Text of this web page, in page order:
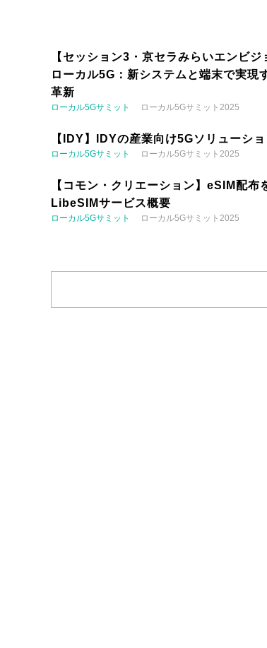
【セッション3・京セラみらいエンビジ
ローカル5G：新システムと端末で実現
革新
ローカル5Gサミット ローカル5Gサミット2025
【IDY】IDYの産業向け5Gソリューシ
ローカル5Gサミット ローカル5Gサミット2025
【コモン・クリエーション】eSIM配布
LibeSIMサービス概要
ローカル5Gサミット ローカル5Gサミット2025